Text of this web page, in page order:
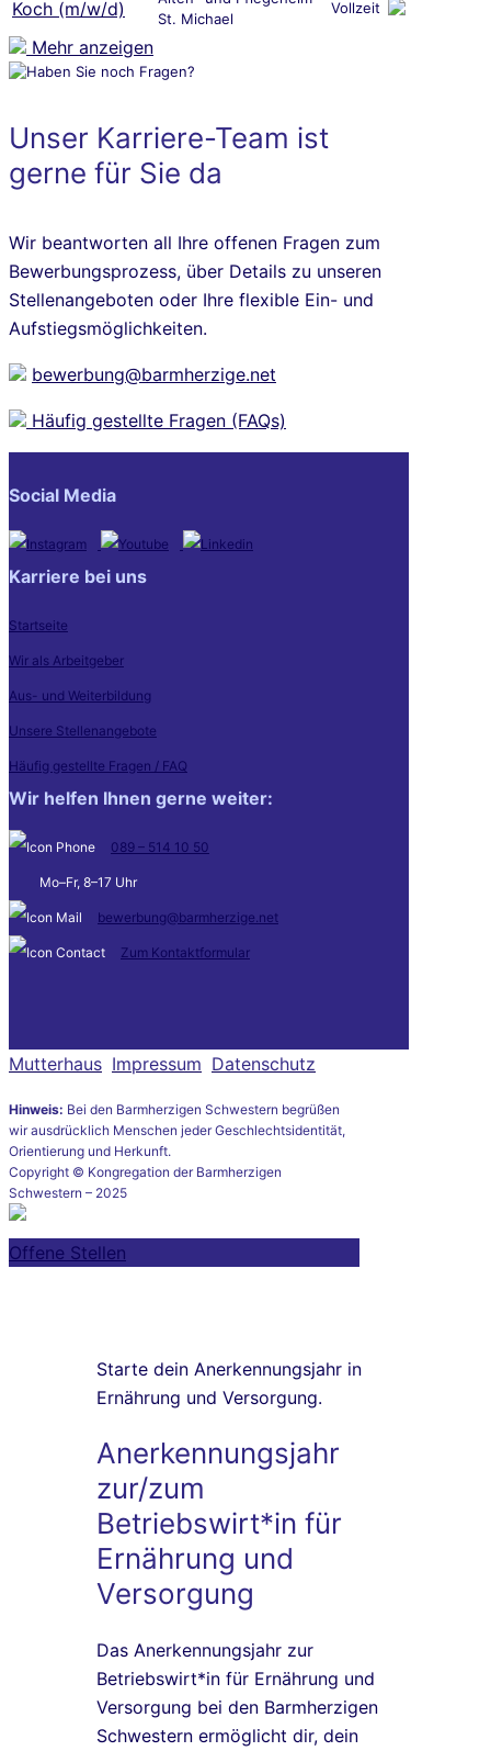
Koch (m/w/d)
St. Michael
Vollzeit
Mehr anzeigen
Unser Karriere-Team ist
gerne für Sie da
Wir beantworten all Ihre offenen Fragen zum
Bewerbungsprozess, über Details zu unseren
Stellenangeboten oder Ihre flexible Ein- und
Aufstiegsmöglichkeiten.
bewerbung@barmherzige.net
Häufig gestellte Fragen (FAQs)
Social Media
Karriere bei uns
Startseite
Wir als Arbeitgeber
Aus- und Weiterbildung
Unsere Stellenangebote
Häufig gestellte Fragen / FAQ
Wir helfen Ihnen gerne weiter:
089 – 514 10 50
Mo–Fr, 8–17 Uhr
bewerbung@barmherzige.net
Zum Kontaktformular
Mutterhaus Impressum Datenschutz
Hinweis: Bei den Barmherzigen Schwestern begrüßen
wir ausdrücklich Menschen jeder Geschlechtsidentität,
Orientierung und Herkunft.
Copyright © Kongregation der Barmherzigen
Schwestern – 2025
Offene Stellen
Starte dein Anerkennungsjahr in
Ernährung und Versorgung.
Anerkennungsjahr
zur/zum
Betriebswirt*in für
Ernährung und
Versorgung
Das Anerkennungsjahr zur
Betriebswirt*in für Ernährung und
Versorgung bei den Barmherzigen
Schwestern ermöglicht dir, dein